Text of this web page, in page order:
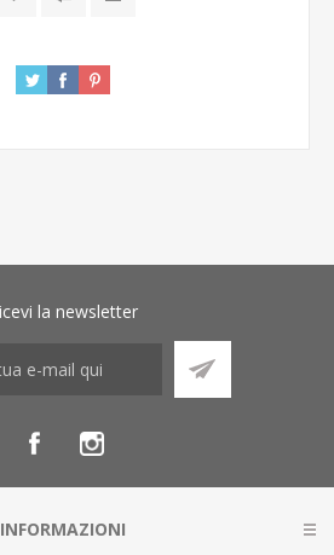
la newsletter
INFORMAZIONI